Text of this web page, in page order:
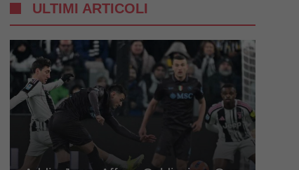
ULTIMI ARTICOLI